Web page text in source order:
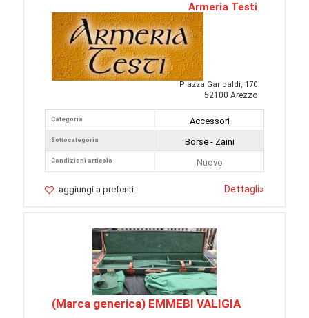
Armeria Testi
Piazza Garibaldi, 170
52100 Arezzo
Categoria
Sottocategoria
Condizioni articolo
Accessori
Borse - Zaini
Nuovo
aggiungi a preferiti Dettagli»
(Marca generica) EMMEBI VALIGIA